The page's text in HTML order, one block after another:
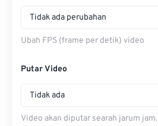
Tidak ada perubahan
Ubah FPS (frame per detik) video
Putar Video
Tidak ada
Video akan diputar searah jarum jam.